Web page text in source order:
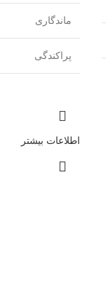
ماندگاری
پراکندگی
اطلاعات بیشتر